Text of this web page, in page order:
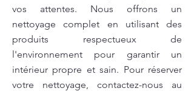
vos attentes. Nous offrons un
nettoyage complet en utilisant des
produits respectueux de
l'environnement pour garantir un
intérieur propre et sain. Pour réserver
votre nettoyage, contactez-nous au